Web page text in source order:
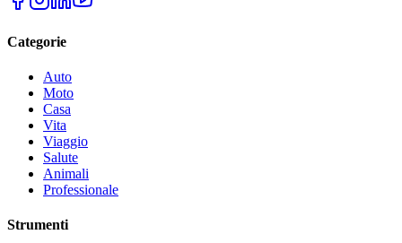
Categorie
Auto
Moto
Casa
Vita
Viaggio
Salute
Animali
Professionale
Strumenti